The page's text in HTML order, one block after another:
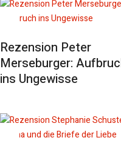
Rezension Peter
Merseburger:
ins Ungewisse